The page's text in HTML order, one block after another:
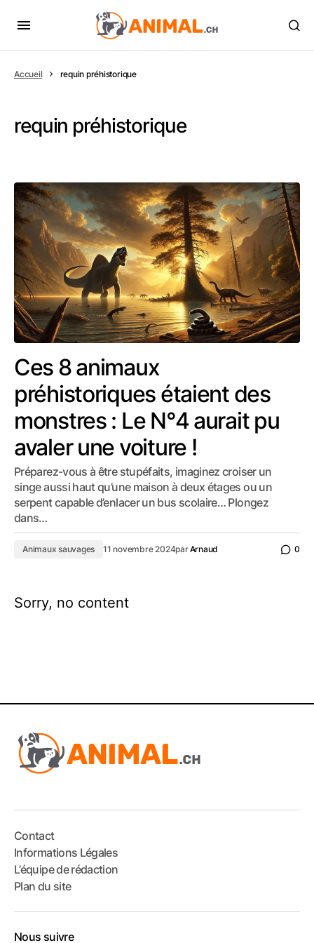
Accueil requin préhistorique
requin préhistorique
Ces 8 animaux
préhistoriques étaient des
monstres : Le N°4 aurait pu
avaler une voiture !
Préparez-vous à être stupéfaits, imaginez croiser un
singe aussi haut qu’une maison à deux étages ou un
serpent capable d’enlacer un bus scolaire… Plongez
dans…
Animaux sauvages 11 novembre 2024parArnaud 0
Sorry, no content
Contact
Informations Légales
L’équipe de rédaction
Plan du site
Nous suivre